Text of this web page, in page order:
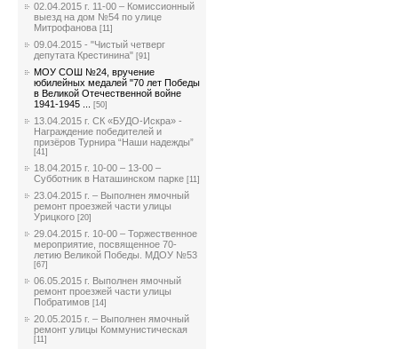
02.04.2015 г. 11-00 – Комиссионный
выезд на дом №54 по улице
Митрофанова [11]
09.04.2015 - "Чистый четверг
депутата Крестинина" [91]
МОУ СОШ №24, вручение
юбилейных медалей "70 лет Победы
в Великой Отечественной войне
1941-1945 ...
[50]
13.04.2015 г. СК «БУДО-Искра» -
Награждение победителей и
призёров Турнира “Наши надежды”
[41]
18.04.2015 г. 10-00 – 13-00 –
Субботник в Наташинском парке [11]
23.04.2015 г. – Выполнен ямочный
ремонт проезжей части улицы
Урицкого [20]
29.04.2015 г. 10-00 – Торжественное
мероприятие, посвященное 70-
летию Великой Победы. МДОУ №53
[67]
06.05.2015 г. Выполнен ямочный
ремонт проезжей части улицы
Побратимов [14]
20.05.2015 г. – Выполнен ямочный
ремонт улицы Коммунистическая
[11]